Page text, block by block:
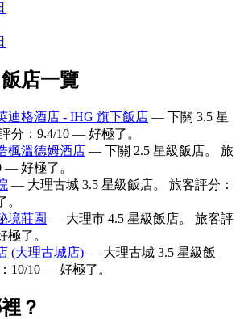
店一覽
迪格酒店 - IHG 旗下飯店 — 下關 3.5 星
分：9.4/10 — 好極了。
楓溫德姆酒店 — 下關 2.5 星級飯店。 旅
— 好極了。
— 大理古城 3.5 星級飯店。 旅客評分：
境莊園 — 大理市 4.5 星級飯店。 旅客評
極了。
(大理古城店) — 大理古城 3.5 星級飯
10/10 — 好極了。
？